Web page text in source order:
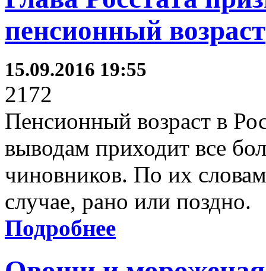
пенсионный возраст
15.09.2016 19:55
2172
Пенсионный возраст в
выводам приходит все
чиновников. По их
случае, рано или поздно.
Подробнее